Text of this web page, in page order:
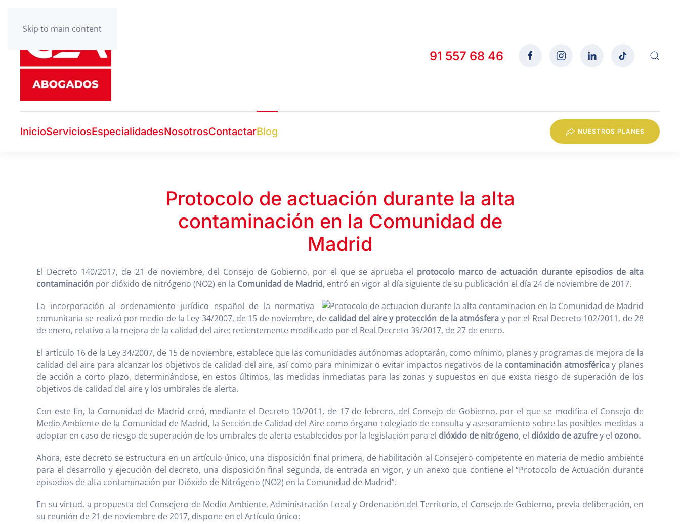
Skip to main content
91 557 68 46
InicioServiciosEspecialidadesNosotrosContactarBlog NUESTROS PLANES
Protocolo de actuación durante la alta
contaminación en la Comunidad de
Madrid
El Decreto 140/2017, de 21 de noviembre, del Consejo de Gobierno, por el que se aprueba el protocolo marco de actuación durante episodios de alta
contaminación por dióxido de nitrógeno (NO2) en la Comunidad de Madrid, entró en vigor al día siguiente de su publicación el día 24 de noviembre de 2017.
La incorporación al ordenamiento jurídico español de la normativa
comunitaria se realizó por medio de la Ley 34/2007, de 15 de noviembre, de calidad del aire y protección de la atmósfera y por el Real Decreto 102/2011, de 28
de enero, relativo a la mejora de la calidad del aire; recientemente modificado por el Real Decreto 39/2017, de 27 de enero.
El artículo 16 de la Ley 34/2007, de 15 de noviembre, establece que las comunidades autónomas adoptarán, como mínimo, planes y programas de mejora de la
calidad del aire para alcanzar los objetivos de calidad del aire, así como para minimizar o evitar impactos negativos de la contaminación atmosféricay planes
de acción a corto plazo, determinándose, en estos últimos, las medidas inmediatas para las zonas y supuestos en que exista riesgo de superación de los
objetivos de calidad del aire y los umbrales de alerta.
Con este fin, la Comunidad de Madrid creó, mediante el Decreto 10/2011, de 17 de febrero, del Consejo de Gobierno, por el que se modifica el Consejo de
Medio Ambiente de la Comunidad de Madrid, la Sección de Calidad del Aire como órgano colegiado de consulta y asesoramiento sobre las posibles medidas a
adoptar en caso de riesgo de superación de los umbrales de alerta establecidos por la legislación para el dióxido de nitrógeno, el dióxido de azufrey el ozono.
Ahora, este decreto se estructura en un artículo único, una disposición final primera, de habilitación al Consejero competente en materia de medio ambiente
para el desarrollo y ejecución del decreto, una disposición final segunda, de entrada en vigor, y un anexo que contiene el “Protocolo de Actuación durante
episodios de alta contaminación por Dióxido de Nitrógeno (NO2) en la Comunidad de Madrid”.
En su virtud, a propuesta del Consejero de Medio Ambiente, Administración Local y Ordenación del Territorio, el Consejo de Gobierno, previa deliberación, en
su reunión de 21 de noviembre de 2017, dispone en el Artículo único: